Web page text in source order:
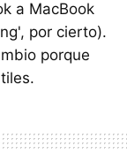
a MacBook
por cierto).
porque